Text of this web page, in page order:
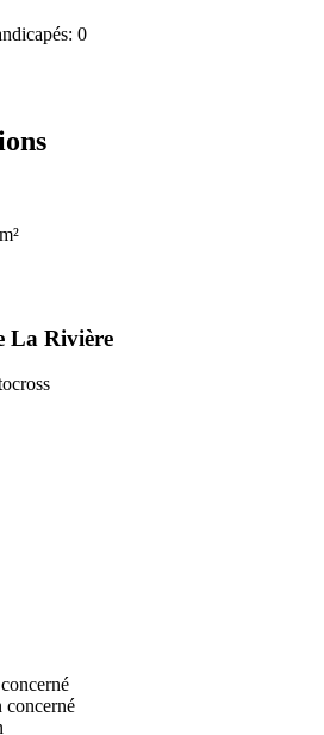
0
La Rivière
concerné